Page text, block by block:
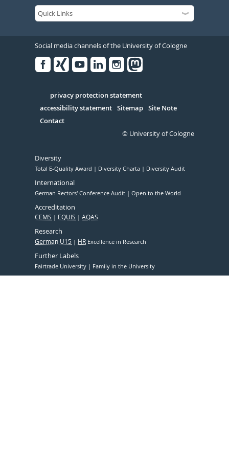
Social media channels of the University of Cologne
Serivce
privacy protection statement
accessibility statement Sitemap Site Note
Contact
© University of Cologne
Diversity
Total E-Quality Award Diversity Charta Diversity Audit
International
German Rectors' Conference Audit Open to the World
Accreditation
CEMS EQUIS AQAS
Research
German U15 HR Excellence in Research
Further Labels
Fairtrade University Family in the University